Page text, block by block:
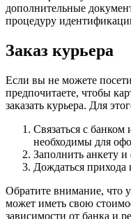
дополнительные
процедуру
Заказ курьера
Если вы не можете
предпочитаете, чтобы
заказать курьера. Для
Связаться с банком
необходимы для
Заполнить анкету и
Дождаться прихода
Обратите внимание, что
может иметь свою
зависимости от банка и